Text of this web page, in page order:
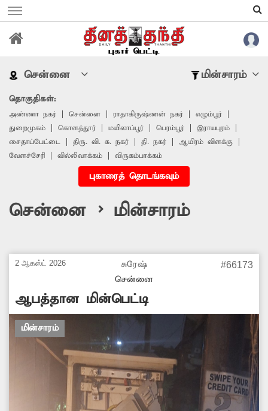
சென்னை மின்சாரம்
தொகுதிகள்:
அண்ணா நகர் சென்னை ராதாகிருஷ்ணன் நகர்
எழும்பூர்
துறைமுகம்
கொளத்தூர் மயிலாப்பூர் பெரம்பூர்
இராயபுரம்
சைதாப்பேட்டை
திரு. வி. க. நகர் தி. நகர்
ஆயிரம் விளக்கு
வேளச்சேரி
வில்லிவாக்கம் விருகம்பாக்கம்
புகாரைத் தொடங்கவும்
சென்னை > மின்சாரம்
2 ஆகஸ்ட் 2026
சுரேஷ்
சென்னை
#66173
ஆபத்தான மின்பெட்டி
மின்சாரம்